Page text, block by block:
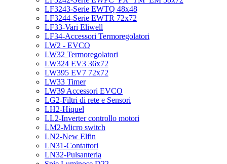
LF3243-Serie EWTQ 48x48
LF3244-Serie EWTR 72x72
LF33-Vari Eliwell
LF34-Accessori Termoregolatori
LW2 - EVCO
LW32 Termoregolatori
LW324 EV3 36x72
LW395 EV7 72x72
LW33 Timer
LW39 Accessori EVCO
LG2-Filtri di rete e Sensori
LH2-Hiquel
LL2-Inverter controllo motori
LM2-Micro switch
LN2-New Elfin
LN31-Contattori
LN32-Pulsanteria